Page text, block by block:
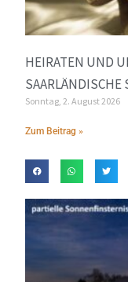
HEIRATEN UND
SAARLÄNDISCHE
Sonntag, 2. August 2026
Zum Beitrag »